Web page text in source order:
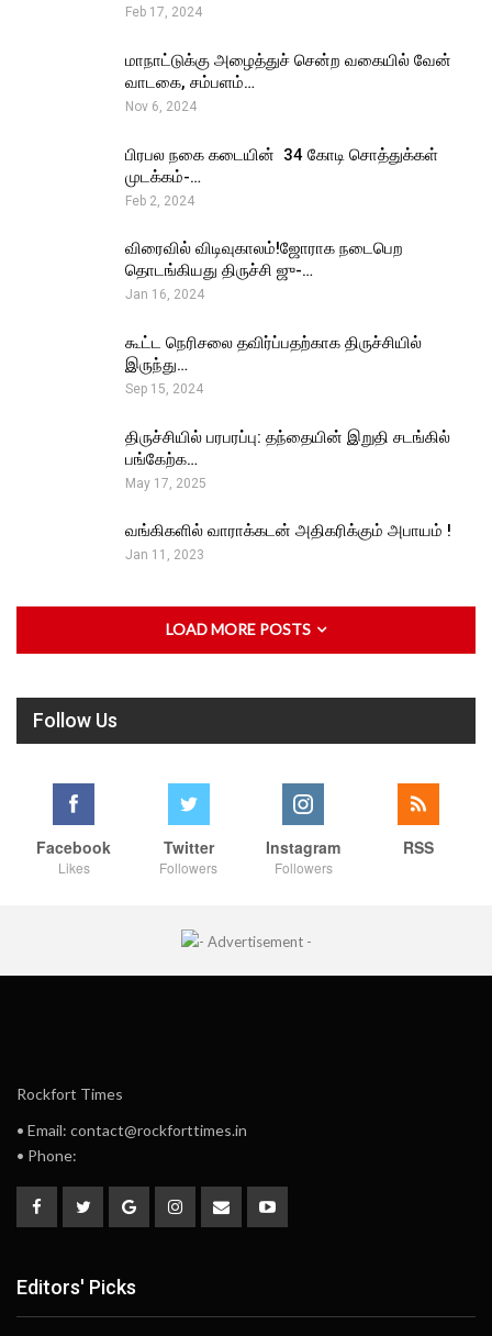
Feb 17, 2024
மாநாட்டுக்கு அழைத்துச் சென்ற வகையில் வேன்
வாடகை, சம்பளம்…
Nov 6, 2024
பிரபல நகை கடையின் ₹ 34 கோடி சொத்துக்கள்
முடக்கம்-…
Feb 2, 2024
விரைவில் விடிவுகாலம்!ஜோராக நடைபெற
தொடங்கியது திருச்சி ஜு-…
Jan 16, 2024
கூட்ட நெரிசலை தவிர்ப்பதற்காக திருச்சியில்
இருந்து…
Sep 15, 2024
திருச்சியில் பரபரப்பு: தந்தையின் இறுதி சடங்கில்
பங்கேற்க…
May 17, 2025
வங்கிகளில் வாராக்கடன் அதிகரிக்கும் அபாயம் !
Jan 11, 2023
LOAD MORE POSTS
Follow Us
Facebook
Likes
Twitter
Followers
Instagram
Followers
RSS
Rockfort Times
• Email: contact@rockforttimes.in
• Phone:
Editors' Picks